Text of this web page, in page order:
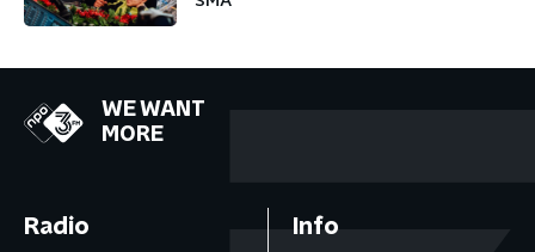
WE WANT
MORE
Radio Info